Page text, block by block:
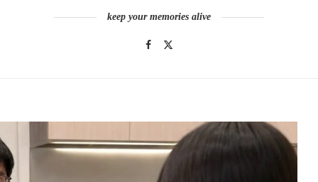
keep your memories alive